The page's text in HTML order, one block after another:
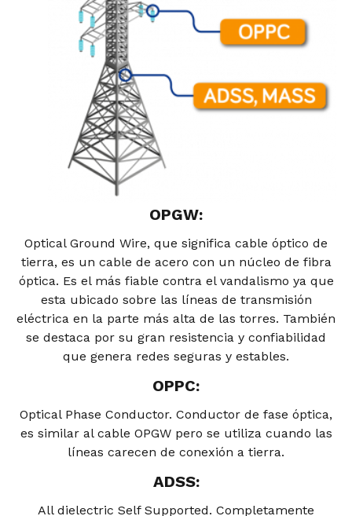
OPGW:
Optical Ground Wire, que significa cable óptico de
tierra, es un cable de acero con un núcleo de fibra
óptica. Es el más fiable contra el vandalismo ya que
esta ubicado sobre las líneas de transmisión
eléctrica en la parte más alta de las torres. También
se destaca por su gran resistencia y confiabilidad
que genera redes seguras y estables.
OPPC:
Optical Phase Conductor. Conductor de fase óptica,
es similar al cable OPGW pero se utiliza cuando las
líneas carecen de conexión a tierra.
ADSS:
All dielectric Self Supported. Completamente